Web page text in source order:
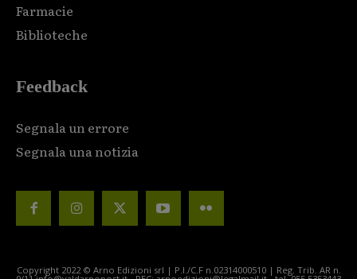
Farmacie
Biblioteche
Feedback
Segnala un errore
Segnala una notizia
Copyright 2022 © Arno Edizioni srl | P.I./C.F n.02314000510 | Reg. Trib. AR n.